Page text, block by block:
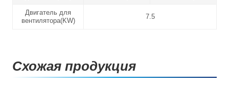
Двигатель для
вентилятора(KW)
7.5
Схожая продукция